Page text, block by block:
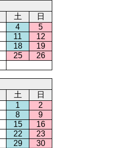
土
日
4
5
11
12
18
19
25
26
土
日
1
2
8
9
15
16
22
23
29 30